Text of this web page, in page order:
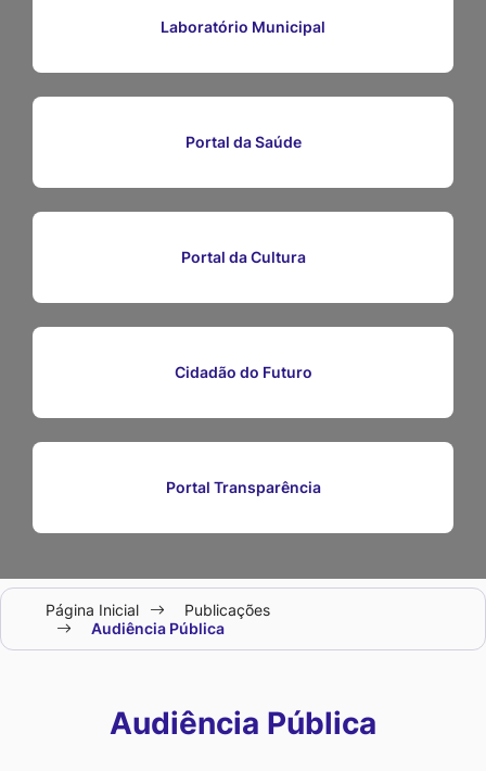
Laboratório Municipal
Portal da Saúde
Portal da Cultura
Cidadão do Futuro
Portal Transparência
Seção
Página Inicial
Publicações
Audiência Pública
Audiência Pública